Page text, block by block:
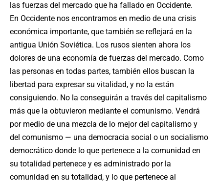
las fuerzas del mercado que ha fallado en Occidente.
En Occidente nos encontramos en medio de una crisis
económica importante, que también se reflejará en la
antigua Unión Soviética. Los rusos sienten ahora los
dolores de una economía de fuerzas del mercado. Como
las personas en todas partes, también ellos buscan la
libertad para expresar su vitalidad, y no la están
consiguiendo. No la conseguirán a través del capitalismo
más que la obtuvieron mediante el comunismo. Vendrá
por medio de una mezcla de lo mejor del capitalismo y
del comunismo — una democracia social o un socialismo
democrático donde lo que pertenece a la comunidad en
su totalidad pertenece y es administrado por la
comunidad en su totalidad, y lo que pertenece al